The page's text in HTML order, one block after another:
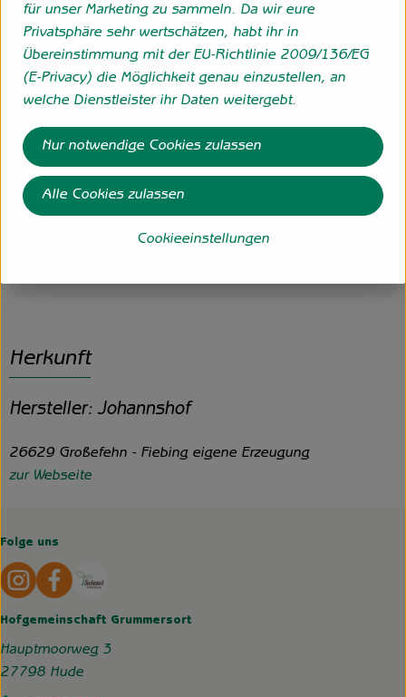
die Tiere zu vermeiden. Nach der Schlachtung wird das
Fleisch auf dem Johannshof in eigener Metzgerei
weiterverarbeitet. Damit können wir die hochwertige
Qualität der Demeter-Produkte garantieren. Bei der
Wurstherstellung wird auf viele Zusatz- und
Konservierungsmitteln wie Nitritpökelsalz oder
Geschmacksstoffen ist bei Demeter verboten. Viele
Kunden schätzen die traditionell und handwerklich
hergestellten Wurstwaren genau aus diesem Grund.
Herkunft
Hersteller: Johannshof
26629 Großefehn - Fiebing eigene Erzeugung
zur Webseite
Folge uns
Externer Link zu https://www.instagram.com/
Hofgemeinschaft Grummersort
Hauptmoorweg 3
27798 Hude
für unser Marketing zu sammeln. Da wir eure
Privatsphäre sehr wertschätzen, habt ihr in
Übereinstimmung mit der EU-Richtlinie 2009/136/EG
(E-Privacy) die Möglichkeit genau einzustellen, an
welche Dienstleister ihr Daten weitergebt.
Cookieeinstellungen
Nur notwendige Cookies zulassen
Alle Cookies zulassen